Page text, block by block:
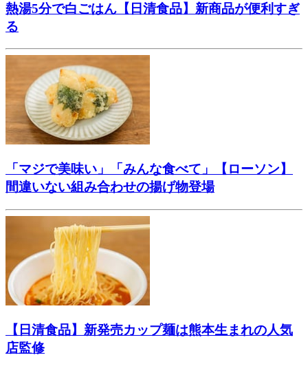
熱湯5分で白ごはん【日清食品】新商品が便利すぎ
る
「マジで美味い」「みんな食べて」【ローソン】
間違いない組み合わせの揚げ物登場
【日清食品】新発売カップ麺は熊本生まれの人気
店監修